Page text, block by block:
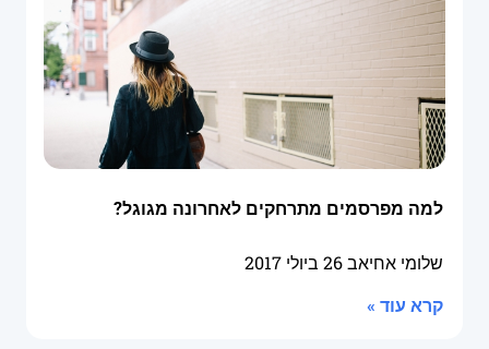
למה מפרסמים מתרחקים לאחרונה מגוגל?
שלומי אחיאב26 ביולי 2017
קרא עוד »